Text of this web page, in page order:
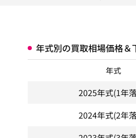
年式別の買取相場価格＆
年式
2025年式(1年
2024年式(2年